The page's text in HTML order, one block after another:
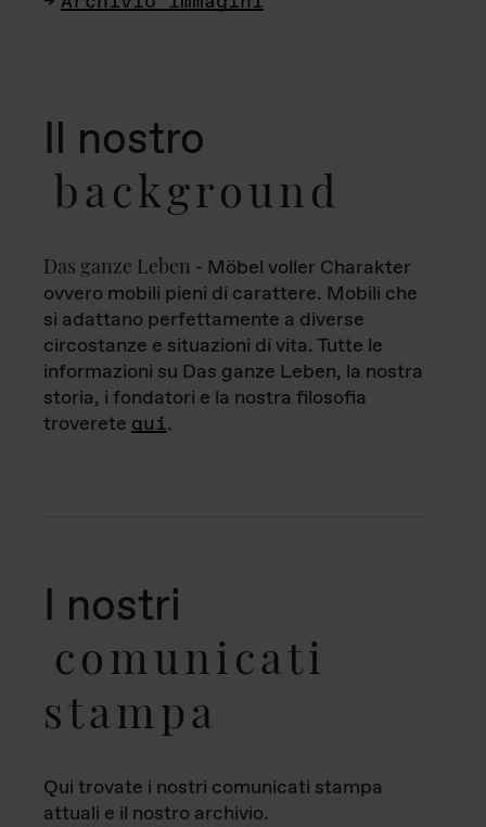
Il nostro
background
Das ganze Leben - Möbel voller Charakter
ovvero mobili pieni di carattere. Mobili che
si adattano perfettamente a diverse
circostanze e situazioni di vita. Tutte le
informazioni su Das ganze Leben, la nostra
storia, i fondatori e la nostra filosofia
troverete qui.
I nostri
comunicati
stampa
Qui trovate i nostri comunicati stampa
attuali e il nostro archivio.